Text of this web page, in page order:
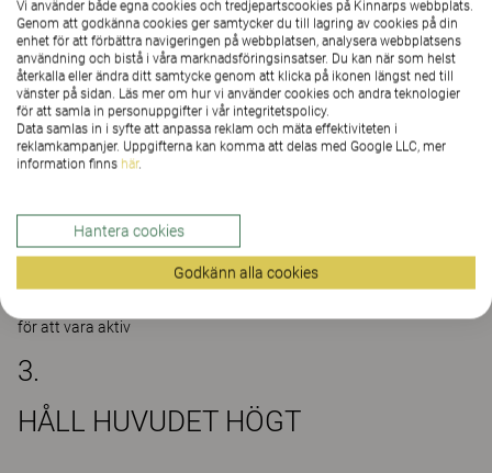
arbetsbord på kontoret är en bra början på ett mer rörligt och
hälsosamt liv.
2.
TA EN AKTIV PAUS
Ta en aktiv paus då och då – lätt muskelbelastning sätter igång
massor av positiva processer i kroppen. Att ta en paus är inte
samma sak som passiv vila. Tvärtom. När du rör på dig använder
du dina muskler, och just detta är startskottet för många positiva
för att vara aktiv
3.
HÅLL HUVUDET HÖGT
Vi använder både egna cookies och tredjepartscookies på Kinnarps webbplats.
Genom att godkänna cookies ger samtycker du till lagring av cookies på din
enhet för att förbättra navigeringen på webbplatsen, analysera webbplatsens
användning och bistå i våra marknadsföringsinsatser. Du kan när som helst
återkalla eller ändra ditt samtycke genom att klicka på ikonen längst ned till
vänster på sidan. Läs mer om hur vi använder cookies och andra teknologier
för att samla in personuppgifter i vår integritetspolicy.
Data samlas in i syfte att anpassa reklam och mäta effektiviteten i
reklamkampanjer. Uppgifterna kan komma att delas med Google LLC, mer
information finns här.
Hantera cookies
Godkänn alla cookies